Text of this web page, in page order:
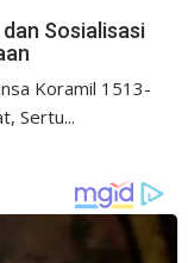
Sosialisasi
Koramil 1513-
Sertu...